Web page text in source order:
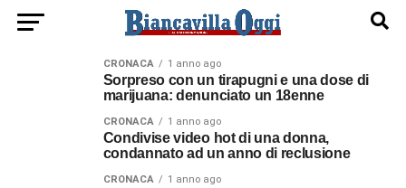
CRONACA 1 anno ago
Sorpreso con un tirapugni e una dose di
marijuana: denunciato un 18enne
CRONACA 1 anno ago
Condivise video hot di una donna,
condannato ad un anno di reclusione
CRONACA 1 anno ago